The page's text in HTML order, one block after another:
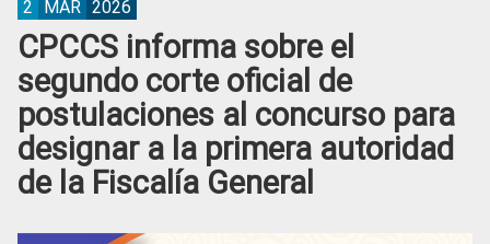
Participación
Ciudadana
Control
Social
CPCCS informa sobre el
segundo corte oficial de
postulaciones al concurso para
designar a la primera autoridad
de la Fiscalía General
2 MAR 2026